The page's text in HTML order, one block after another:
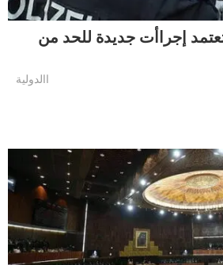
تعتمد إجراأت جديدة للحد من
االدولية